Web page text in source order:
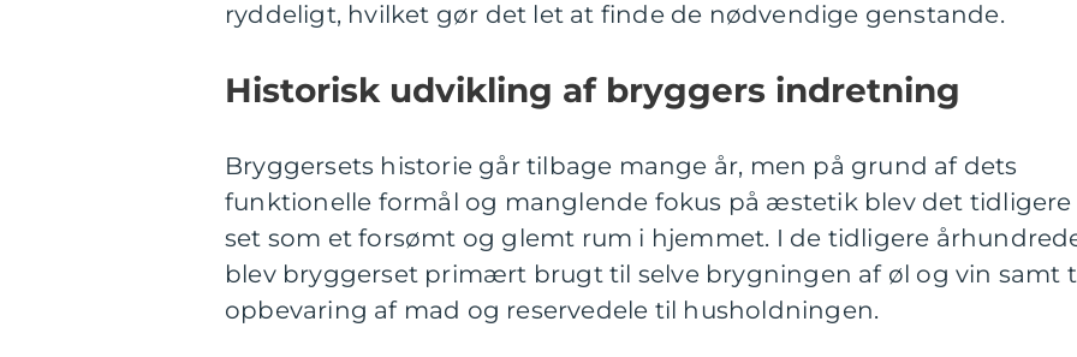
ryddeligt, hvilket gør det let at finde de nødvendige genstande.
Historisk udvikling af bryggers indretning
Bryggersets historie går tilbage mange år, men på grund af dets
funktionelle formål og manglende fokus på æstetik blev det tidligere
set som et forsømt og glemt rum i hjemmet. I de tidligere
blev bryggerset primært brugt til selve brygningen af øl og vin samt
opbevaring af mad og reservedele til husholdningen.